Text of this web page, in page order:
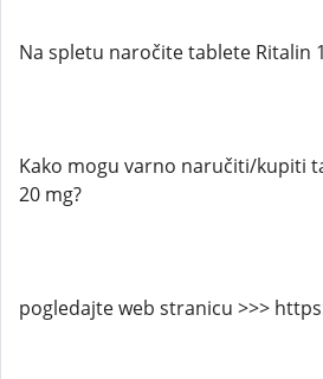
Na spletu naročite tablete Ritalin
Kako mogu varno naručiti/kupiti
20 mg?
pogledajte web stranicu >>>